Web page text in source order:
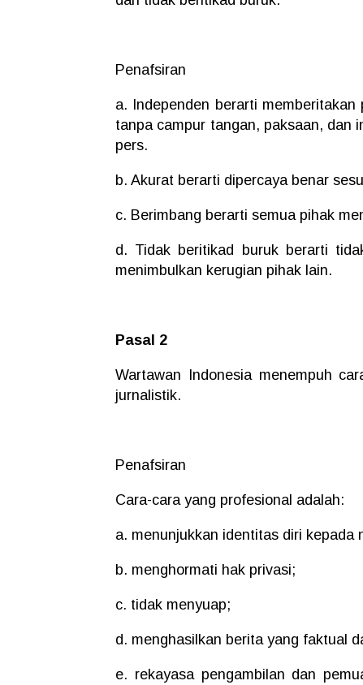
Penafsiran
a. Independen berarti
tanpa campur tangan, paksaan, dan
pers.
b. Akurat berarti dipercaya benar
c. Berimbang berarti semua pihak
d. Tidak beritikad buruk berarti
menimbulkan kerugian pihak lain.
Pasal 2
Wartawan Indonesia menempuh
jurnalistik.
Penafsiran
Cara-cara yang profesional adalah:
a. menunjukkan identitas diri kepada
b. menghormati hak privasi;
c. tidak menyuap;
d. menghasilkan berita yang faktual
e. rekayasa pengambilan dan